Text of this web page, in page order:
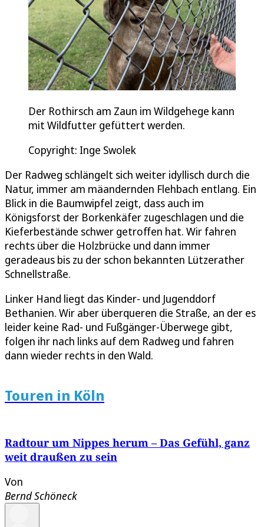
Der Rothirsch am Zaun im Wildgehege kann
mit Wildfutter gefüttert werden.
Copyright: Inge Swolek
Der Radweg schlängelt sich weiter idyllisch durch die
Natur, immer am mäandernden Flehbach entlang. Ein
Blick in die Baumwipfel zeigt, dass auch im
Königsforst der Borkenkäfer zugeschlagen und die
Kieferbestände schwer getroffen hat. Wir fahren
rechts über die Holzbrücke und dann immer
geradeaus bis zu der schon bekannten Lützerather
Schnellstraße.
Linker Hand liegt das Kinder- und Jugenddorf
Bethanien. Wir aber überqueren die Straße, an der es
leider keine Rad- und Fußgänger-Überwege gibt,
folgen ihr nach links auf dem Radweg und fahren
dann wieder rechts in den Wald.
Touren in Köln
Radtour um Nippes herum – Das Gefühl, ganz
weit draußen zu sein
Von
Bernd Schöneck